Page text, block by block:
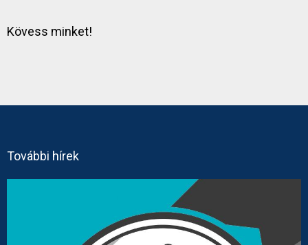
Kövess minket!
További hírek